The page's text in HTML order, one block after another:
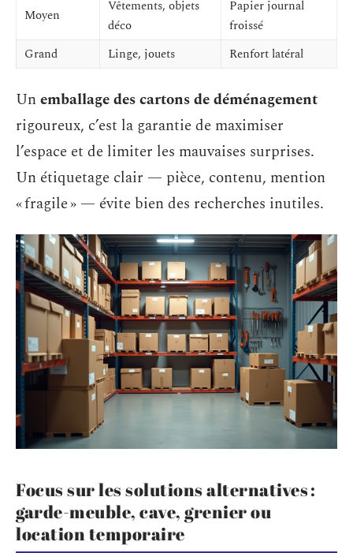
Moyen
Vêtements, objets
déco
Papier journal
froissé
Grand
Linge, jouets Renfort latéral
Unemballage des cartons de déménagement
rigoureux, c’est la garantie de maximiser
l’espace et de limiter les mauvaises surprises.
Un étiquetage clair — pièce, contenu, mention
« fragile » — évite bien des recherches inutiles.
Focus sur les solutions alternatives :
garde-meuble, cave, grenier ou
location temporaire